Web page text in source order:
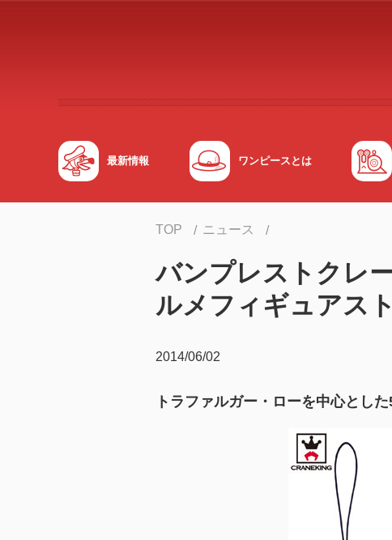
最新情報 ワンピースとは
TOP ニュース
バンプレストクレ
ルメフィギュアス
2014/06/02
トラファルガー・ローを中心とし